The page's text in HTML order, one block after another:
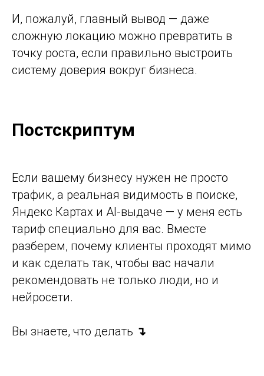
И, пожалуй, главный вывод — даже
сложную локацию можно превратить в
точку роста, если правильно выстроить
систему доверия вокруг бизнеса.
Постскриптум
Если вашему бизнесу нужен не просто
трафик, а реальная видимость в поиске,
Яндекс Картах и AI-выдаче — у меня есть
тариф специально для вас. Вместе
разберем, почему клиенты проходят мимо
и как сделать так, чтобы вас начали
рекомендовать не только люди, но и
нейросети.
Вы знаете, что делать ↴